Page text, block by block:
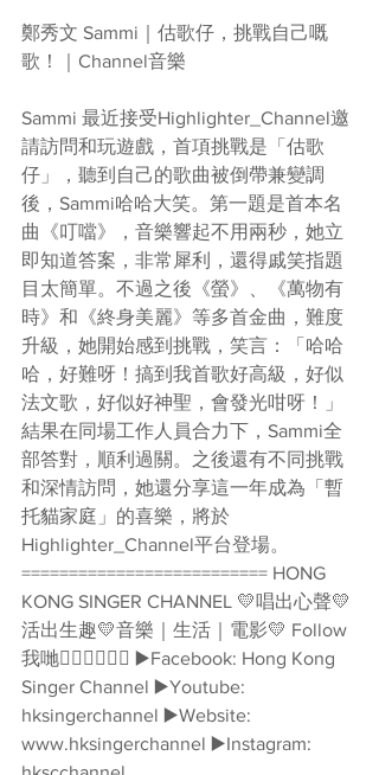
鄭秀文 Sammi｜估歌仔，挑戰自己嘅
歌！｜Channel音樂
Sammi 最近接受Highlighter_Channel邀
請訪問和玩遊戲，首項挑戰是「估歌
仔」，聽到自己的歌曲被倒帶兼變調
後，Sammi哈哈大笑。第一題是首本名
曲《叮噹》，音樂響起不用兩秒，她立
即知道答案，非常犀利，還得戚笑指題
目太簡單。不過之後《螢》、《萬物有
時》和《終身美麗》等多首金曲，難度
升級，她開始感到挑戰，笑言：「哈哈
哈，好難呀！搞到我首歌好高級，好似
法文歌，好似好神聖，會發光咁呀！」
結果在同場工作人員合力下，Sammi全
部答對，順利過關。之後還有不同挑戰
和深情訪問，她還分享這一年成為「暫
托貓家庭」的喜樂，將於
Highlighter_Channel平台登場。
========================== HONG
KONG SINGER CHANNEL 💛唱出心聲💛
活出生趣💛音樂｜生活｜電影💛 Follow
我哋👇🏻👇🏻🥰🥰 ▶️Facebook: Hong Kong
Singer Channel ▶️Youtube:
hksingerchannel ▶️Website:
www.hksingerchannel ▶️Instagram: